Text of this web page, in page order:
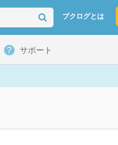
ブクログとは
サポート